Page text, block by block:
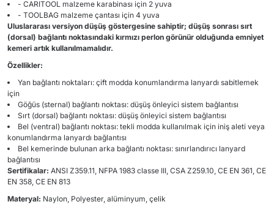
- CARITOOL malzeme karabinası için 2 yuva
- TOOLBAG malzeme çantası için 4 yuva
Uluslararası versiyon düşüş göstergesine sahiptir; düşüş sonrası sırt
(dorsal) bağlantı noktasındaki kırmızı perlon görünür olduğunda emniyet
kemeri artık kullanılmamalıdır.
Özellikler:
Yan bağlantı noktaları: çift modda konumlandırma lanyardı sabitlemek
için
Göğüs (sternal) bağlantı noktası: düşüş önleyici sistem bağlantısı
Sırt (dorsal) bağlantı noktası: düşüş önleyici sistem bağlantısı
Bel (ventral) bağlantı noktası: tekli modda kullanılmak için iniş aleti veya
konumlandırma lanyardı bağlantısı
Bel kemerinde bulunan arka bağlantı noktası: sınırlandırıcı lanyard
bağlantısı
Sertifikalar: ANSI Z359.11, NFPA 1983 classe III, CSA Z259.10, CE EN 361, CE
EN 358, CE EN 813
Materyal: Naylon, Polyester, alüminyum, çelik